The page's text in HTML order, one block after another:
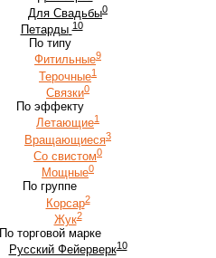
Для Свадьбы0
Петарды 10
По типу
Фитильные9
Терочные1
Связки0
По эффекту
Летающие1
Вращающиеся3
Со свистом0
Мощные0
По группе
Корсар2
Жук2
По торговой марке
Русский Фейерверк10